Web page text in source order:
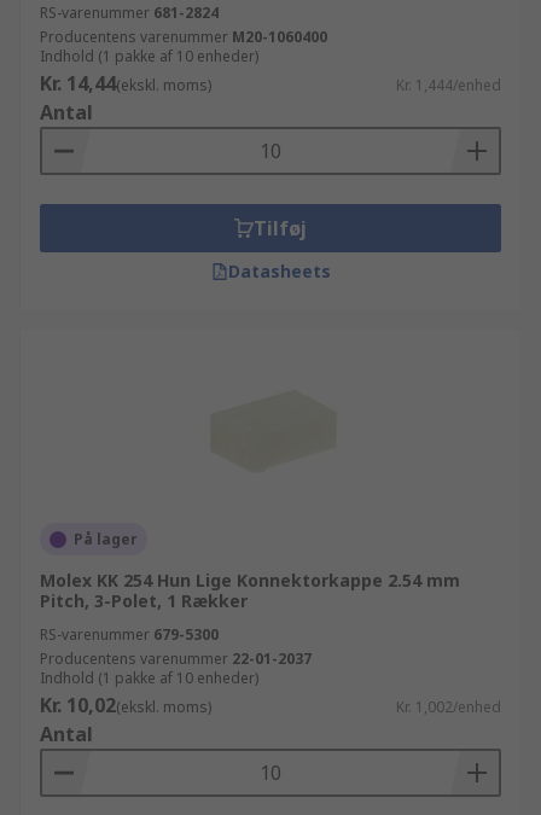
RS-varenummer 681-2824
Producentens varenummer M20-1060400
Indhold (1 pakke af 10 enheder)
Kr. 14,44(ekskl. moms) Kr. 1,444/enhed
Antal
Tilføj
Datasheets
På lager
Molex KK 254 Hun Lige Konnektorkappe 2.54 mm
Pitch, 3-Polet, 1 Rækker
RS-varenummer 679-5300
Producentens varenummer 22-01-2037
Indhold (1 pakke af 10 enheder)
Kr. 10,02(ekskl. moms) Kr. 1,002/enhed
Antal